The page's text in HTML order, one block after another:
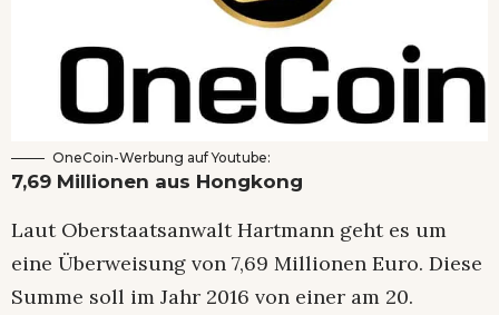
OneCoin-Werbung auf Youtube:
7,69 Millionen aus Hongkong
Laut Oberstaatsanwalt Hartmann geht es um
eine Überweisung von 7,69 Millionen Euro. Diese
Summe soll im Jahr 2016 von einer am 20.